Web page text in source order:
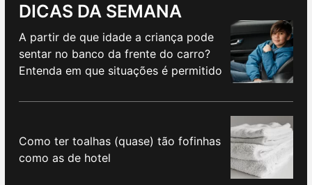
DICAS DA SEMANA
A partir de que idade a criança pode
sentar no banco da frente do carro?
Entenda em que situações é permitido
Como ter toalhas (quase) tão fofinhas
como as de hotel